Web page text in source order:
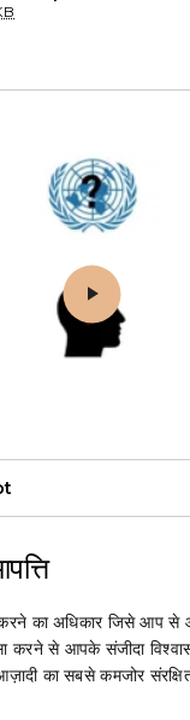
Play 7. विवेकशील
का अधिकार जिसे आप से
करने से आपके संजीदा
का सबसे कमजोर